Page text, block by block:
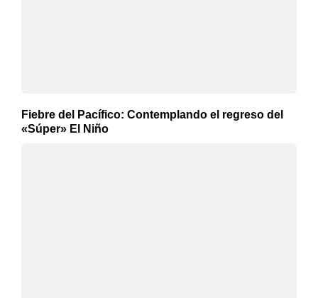
Fiebre del Pacífico: Contemplando el regreso del
«Súper» El Niño